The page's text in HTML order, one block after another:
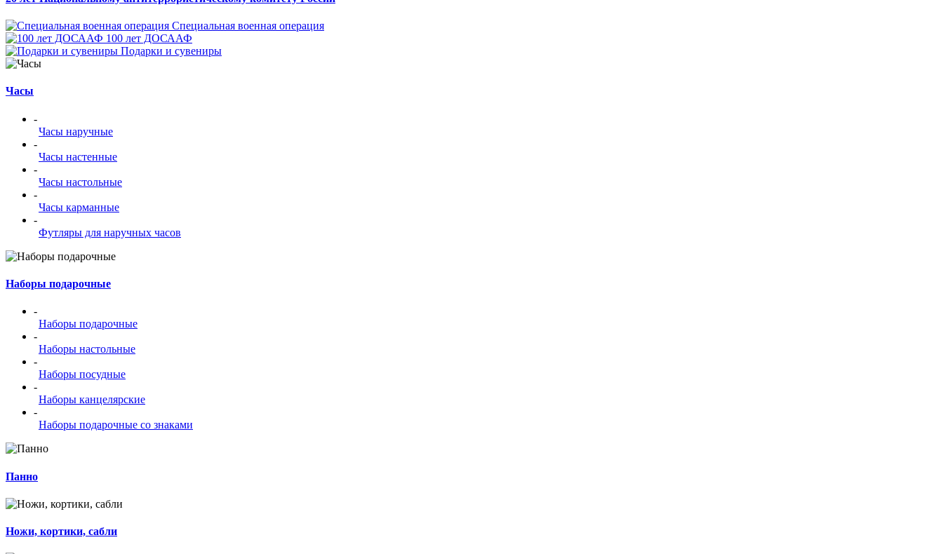
Специальная военная операция
100 лет ДОСААФ
Подарки и сувениры
Часы
-
Часы наручные
-
Часы настенные
-
Часы настольные
-
Часы карманные
-
Футляры для наручных часов
Наборы подарочные
-
Наборы подарочные
-
Наборы настольные
-
Наборы посудные
-
Наборы канцелярские
-
Наборы подарочные со знаками
Панно
Ножи, кортики, сабли